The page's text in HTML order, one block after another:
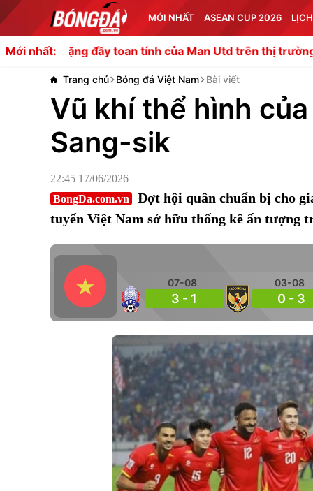
MỚI NHẤT ASEAN CUP 2026
Mới nhất:
đầy toan tính của Man Utd trên thị trường Rashford
Trang chủ Bóng đá Việt Nam Bài viết
Vũ khí thể hình
Sang-sik
22:45 17/06/2026
BongDa.com.vn
Đợt hội quân chuẩn bị cho
tuyển Việt Nam sở hữu thống kê ấn tượng
07-08
3 - 1
03-08
0 - 3